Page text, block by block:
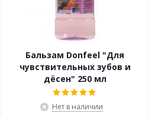
Бальзам Donfeel "Для
чувствительных зубов и
дёсен" 250 мл
Нет в наличии